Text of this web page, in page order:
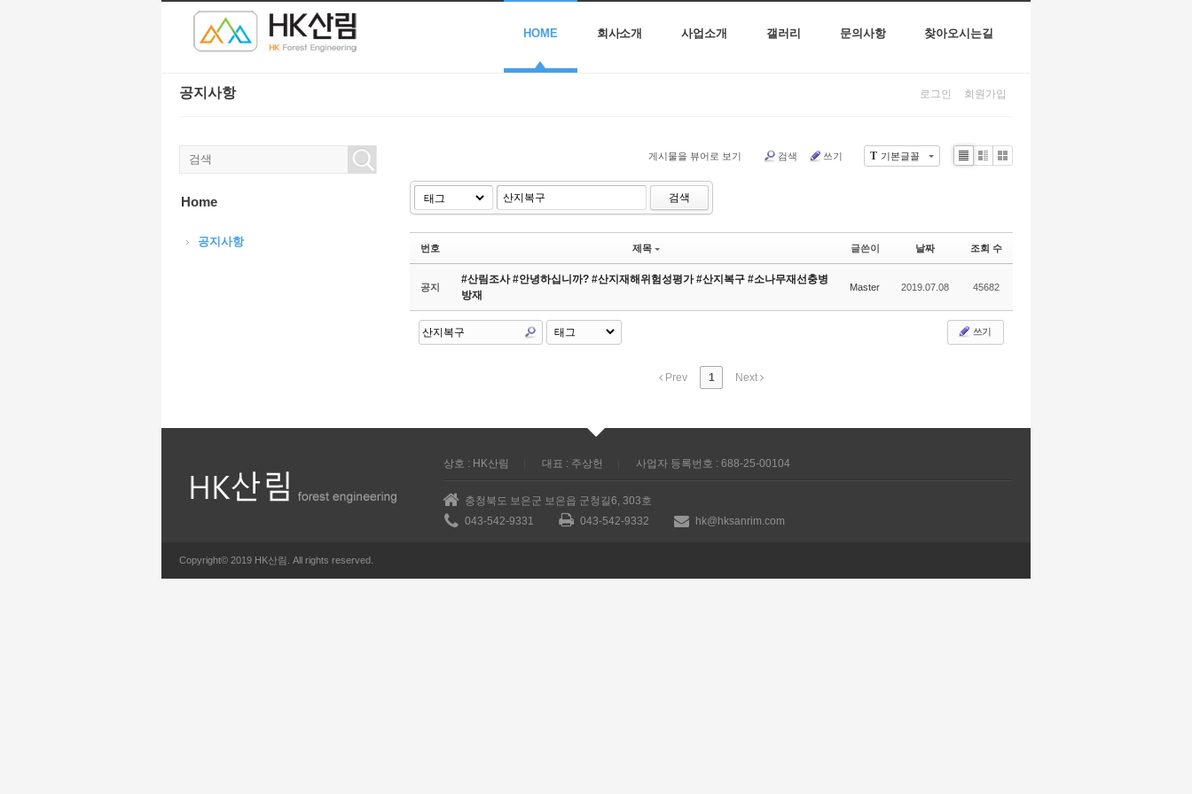
HOME 회사소개 사업소개 갤러리 문의사항 찾아오시는길
로그인 회원가입
공지사항
T 기본글꼴
게시물을 뷰어로 보기 검색 쓰기
검색
Li
Zi
G
y
번호 제목 글쓴이 날짜 조회 수
공지
#산림조사 #안녕하십니까? #산지재해위험성평가 #산지복구 #소나무재선충병
방재
Master 2019.07.08 45682
쓰기
Prev 1 Next
Home
공지사항
상호 : HK산림 대표 : 주상헌 사업자 등록번호 : 688-25-00104
충청북도 보은군 보은읍 군청길6, 303호
043-542-9331
043-542-9332 hk@hksanrim.com
Copyright© 2019 HK산림. All rights reserved.
Sketchbook5, 스케치북5
Sketchbook5, 스케치북5
Sketchbook5, 스케치북5
Sketchbook5, 스케치북5